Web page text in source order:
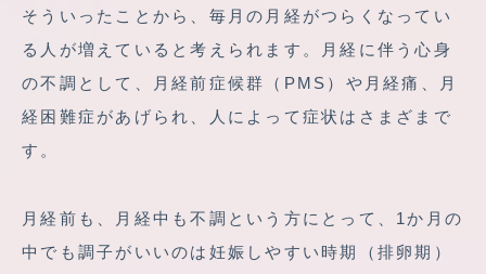
そういったことから、毎月の月経がつらくなってい
る人が増えていると考えられます。月経に伴う心身
の不調として、月経前症候群（PMS）や月経痛、月
経困難症があげられ、人によって症状はさまざまで
す。
月経前も、月経中も不調という方にとって、1か月の
中でも調子がいいのは妊娠しやすい時期（排卵期）